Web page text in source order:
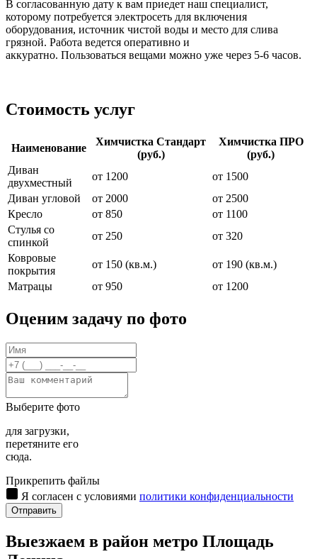
В согласованную дату к вам приедет наш специалист,
которому потребуется электросеть для включения
оборудования, источник чистой воды и место для слива
грязной. Работа ведется оперативно и
аккуратно. Пользоваться вещами можно уже через 5-6 часов.
Стоимость услуг
Наименование
Химчистка Стандарт
(руб.)
Химчистка ПРО
(руб.)
Диван
двухместный
от 1200
от 1500
Диван угловой
от 2000
от 2500
Кресло
от 850
от 1100
Стулья со
спинкой
от 250
от 320
Ковровые
покрытия
от 150 (кв.м.)
от 190 (кв.м.)
Матрацы
от 950 от 1200
Оценим задачу по фото
Выберите фото
для загрузки,
перетяните его
сюда.
Прикрепить файлы
Я согласен с условиями политики конфиденциальности
Отправить
Выезжаем в район метро Площадь